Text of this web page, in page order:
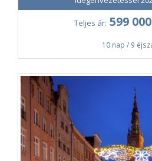
vasúti kocsiját is kiállították. Délután
ahol ellátogatunk az ország
krónikája" emlékműhöz. A
ben kezdték el építeni, de még
Szállás Tbilisziben két éjszakára:
május 2. szombat
Utolsó napunkon
Tbiliszivel, ahol többek közt
felvonóval felkapaszkodunk a
legszebb kilátópontjához is, de
Teljes ár: 599
10 nap / 9